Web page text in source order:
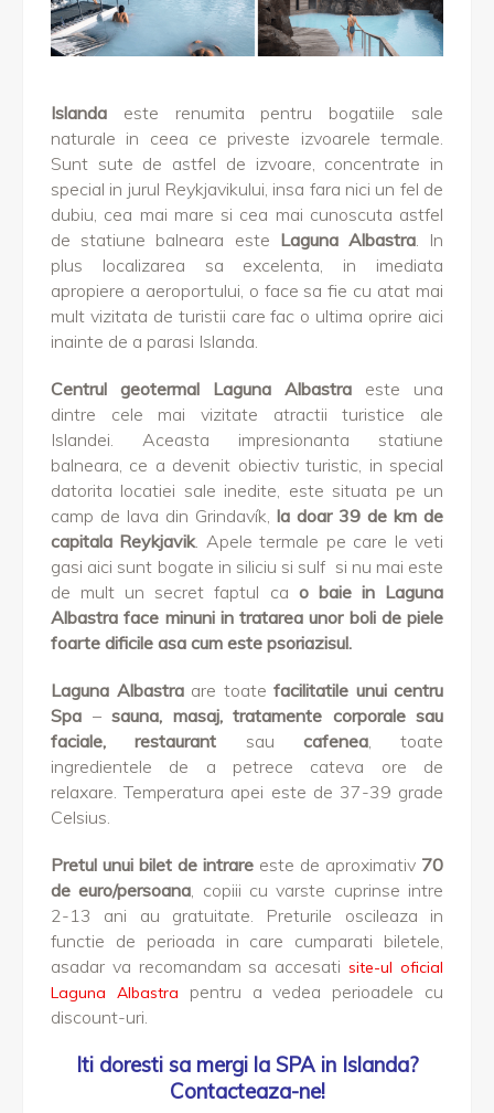
Islanda este renumita pentru bogatiile sale
naturale in ceea ce priveste izvoarele termale.
Sunt sute de astfel de izvoare, concentrate in
special in jurul Reykjavikului, insa fara nici un fel de
dubiu, cea mai mare si cea mai cunoscuta astfel
de statiune balneara este Laguna Albastra. In
plus localizarea sa excelenta, in imediata
apropiere a aeroportului, o face sa fie cu atat mai
mult vizitata de turistii care fac o ultima oprire aici
inainte de a parasi Islanda.
Centrul geotermal Laguna Albastra este una
dintre cele mai vizitate atractii turistice ale
Islandei. Aceasta impresionanta statiune
balneara, ce a devenit obiectiv turistic, in special
datorita locatiei sale inedite, este situata pe un
camp de lava din Grindavík, la doar 39 de km de
capitala Reykjavik. Apele termale pe care le veti
gasi aici sunt bogate in siliciu si sulf si nu mai este
de mult un secret faptul ca o baie in Laguna
Albastra face minuni in tratarea unor boli de piele
foarte dificile asa cum este psoriazisul.
Laguna Albastraare toate facilitatile unui centru
Spa – sauna, masaj, tratamente corporale sau
faciale, restaurant sau cafenea, toate
ingredientele de a petrece cateva ore de
relaxare.Temperatura apei este de 37-39 grade
Celsius.
Pretul unui bilet de intrare este de aproximativ 70
de euro/persoana , copiii cu varste cuprinse intre
2-13 ani au gratuitate. Preturile oscileaza in
functie de perioada in care cumparati biletele,
asadar va recomandam sa accesati site-ul oficial
Laguna Albastra
pentru a vedea perioadele cu
discount-uri.
Iti doresti sa mergi la SPA in Islanda?
Contacteaza-ne!